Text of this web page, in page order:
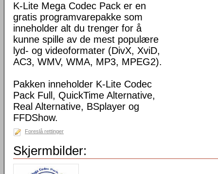
K-Lite Mega Codec Pack er en
gratis programvarepakke som
inneholder alt du trenger for å
kunne spille av de mest populære
lyd- og videoformater (DivX, XviD,
AC3, WMV, WMA, MP3, MPEG2).
Pakken inneholder K-Lite Codec
Pack Full, QuickTime Alternative,
Real Alternative, BSplayer og
FFDShow.
Foreslå rettinger
Skjermbilder: